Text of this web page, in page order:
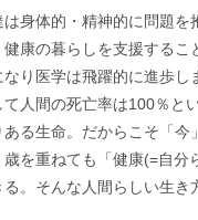
は身体的・精神的に問題を
健康の暮らしを支援する
なり医学は飛躍的に進歩し
て人間の死亡率は100％と
ある生命。だからこそ「
歳を重ねても「健康(=自分
る。そんな人間らしい生き